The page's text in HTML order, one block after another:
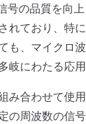
の品質を向
れており、特
も、マイクロ
にわたる応用
み合わせて使
の周波数の信